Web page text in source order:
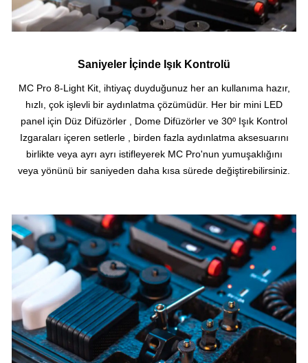
Saniyeler İçinde Işık Kontrolü
MC Pro 8-Light Kit, ihtiyaç duyduğunuz her an kullanıma hazır,
hızlı, çok işlevli bir aydınlatma çözümüdür. Her bir mini LED
panel için Düz Difüzörler , Dome Difüzörler ve 30º Işık Kontrol
Izgaraları içeren setlerle , birden fazla aydınlatma aksesuarını
birlikte veya ayrı ayrı istifleyerek MC Pro'nun yumuşaklığını
veya yönünü bir saniyeden daha kısa sürede değiştirebilirsiniz.